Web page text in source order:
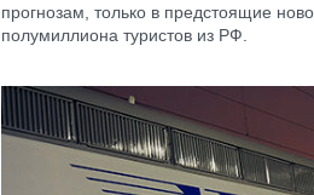
прогнозам, только в предстоящие
полумиллиона туристов из РФ.